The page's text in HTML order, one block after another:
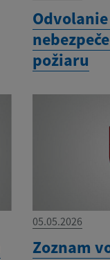
požiaru
05.05.2026
Zoznam